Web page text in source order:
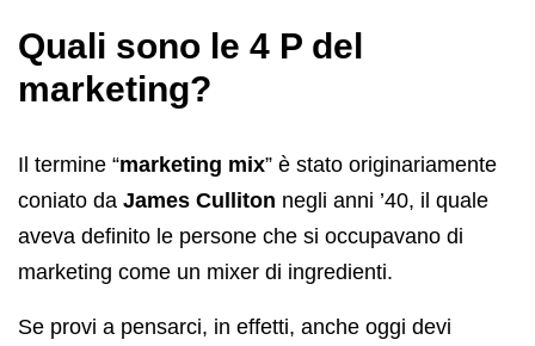
Quali sono le 4 P del
marketing?
Il termine “marketing mix” è stato originariamente
coniato da James Culliton negli anni ’40, il quale
aveva definito le persone che si occupavano di
marketing come un mixer di ingredienti.
Se provi a pensarci, in effetti, anche oggi devi